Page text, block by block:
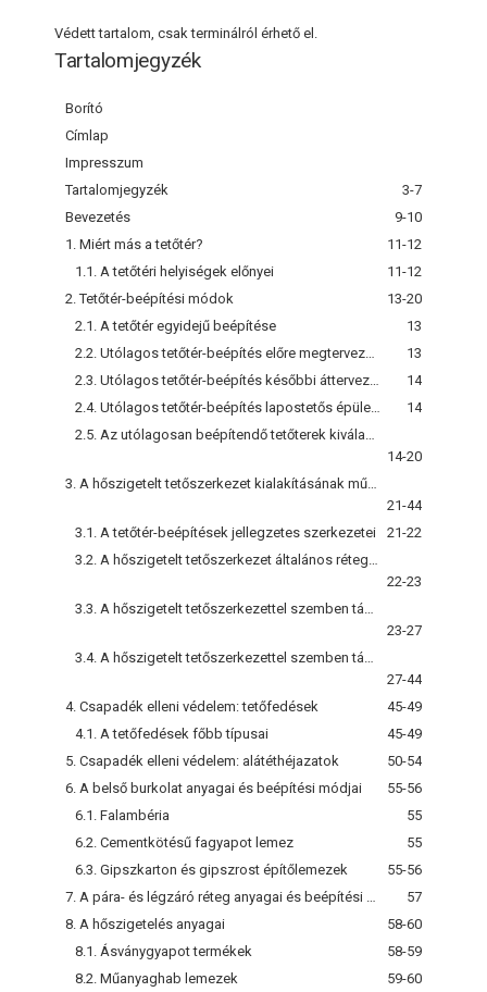
Védett tartalom, csak terminálról érhető el.
Tartalomjegyzék
Borító
Címlap
Impresszum
Tartalomjegyzék
3-7
Bevezetés
9-10
1. Miért más a tetőtér?
11-12
1.1. A tetőtéri helyiségek előnyei
11-12
2. Tetőtér-beépítési módok
13-20
2.1. A tetőtér egyidejű beépítése
13
13
14
14
14-20
21-44
3.1. A tetőtér-beépítések jellegzetes szerkezetei
21-22
22-23
23-27
27-44
4. Csapadék elleni védelem: tetőfedések
45-49
4.1. A tetőfedések főbb típusai
45-49
5. Csapadék elleni védelem: alátéthéjazatok
50-54
6. A belső burkolat anyagai és beépítési módjai
55-56
6.1. Falambéria
55
6.2. Cementkötésű fagyapot lemez
55
6.3. Gipszkarton és gipszrost építőlemezek
55-56
57
8. A hőszigetelés anyagai
58-60
8.1. Ásványgyapot termékek
58-59
8.2. Műanyaghab lemezek
59-60